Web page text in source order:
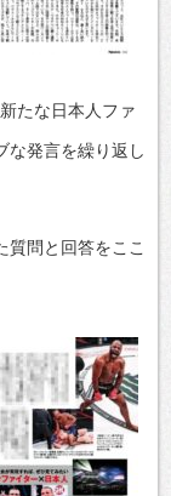
たな日本人ファ
な発言を繰り返し
質問と回答をここ